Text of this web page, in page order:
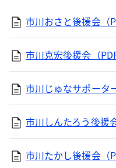
市川おさと後援会（
市川克宏後援会（
市川じゅなサポータ
市川しんたろう後援
市川たかし後援会（